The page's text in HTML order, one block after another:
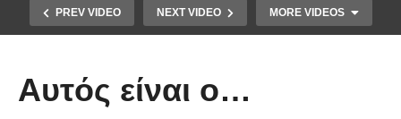
PREV VIDEO NEXT VIDEO MORE VIDEOS
Αυτός είναι ο…